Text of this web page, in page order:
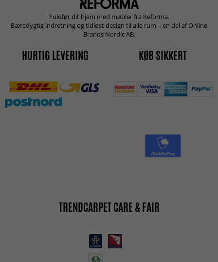
Fuldfør dit hjem med møbler fra Reforma.
Bæredygtig indretning og tidløst design til alle rum – en del af Online
Brands Nordic AB.
HURTIG LEVERING KØB SIKKERT
TRENDCARPET CARE & FAIR